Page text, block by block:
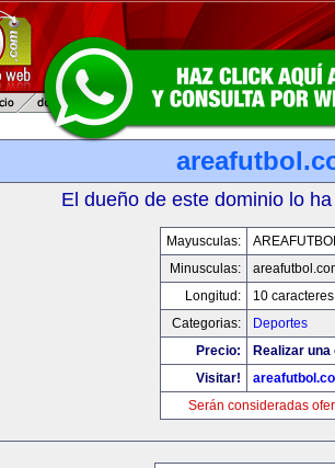
El dueño de este dominio lo
Mayusculas:
Minusculas:
Longitud:
10 caracteres
Categorias:
Deportes
Precio:
Realizar
Visitar!
Serán consideradas